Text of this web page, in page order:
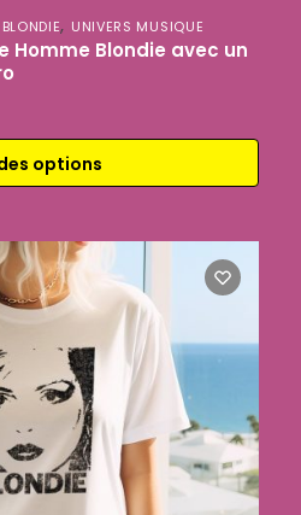
, UNIVERS MUSIQUE
Blondie avec un
options